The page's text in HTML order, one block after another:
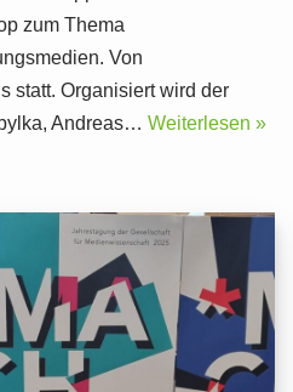
zum Thema
Von
statt. Organisiert wird der
Andreas… Weiterlesen »